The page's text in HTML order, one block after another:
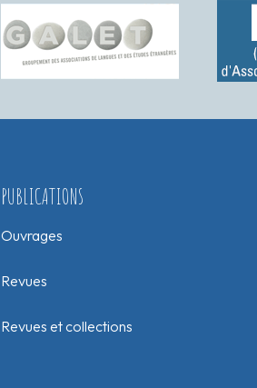
PUBLICATIONS
Ouvrages
Revues
Revues et collections